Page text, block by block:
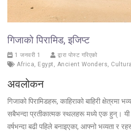
गिजाको पिरामिड, इजिप्ट
1 जनवरी 1
द्वारा पोस्ट गरिएको
Africa, Egypt , Ancient Wonders, Cultural
अवलोकन
गिजाको पिरामिडहरू, काहिराको बाहिरी क्षेत्रमा
सबैभन्दा प्रतीकात्मक स्थलहरू मध्ये एक हुन्।
वर्षभन्दा बढी पहिले बनाइएका, आफ्नो भव्यता र